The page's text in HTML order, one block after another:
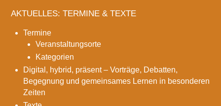
AKTUELLES: TERMINE & TEXTE
Termine
Veranstaltungsorte
Kategorien
Digital, hybrid, präsent – Vorträge, Debatten,
Begegnung und gemeinsames Lernen in besonderen
Zeiten